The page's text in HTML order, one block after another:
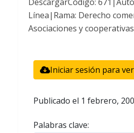
Línea|Rama: Derecho
Asociaciones y cooperativas
Iniciar sesión para
Publicado el 1 febrero,
Palabras clave: